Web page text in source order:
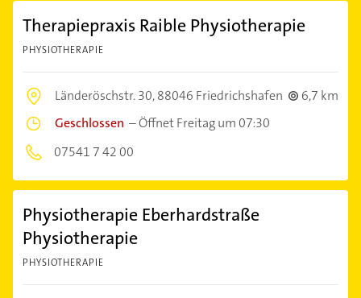
Therapiepraxis Raible Physiotherapie
PHYSIOTHERAPIE
Länderöschstr. 30,88046 Friedrichshafen
6,7 km
Geschlossen –Öffnet Freitag um 07:30
07541 7 42 00
Physiotherapie Eberhardstraße
Physiotherapie
PHYSIOTHERAPIE